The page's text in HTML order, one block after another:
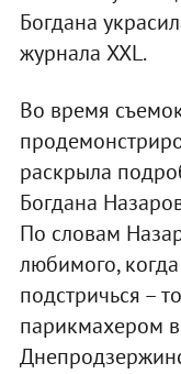
Богдана
журнала XXL.
Во время
раскрыла
Богдана
По словам
любимого,
подстричься –
парикмахером